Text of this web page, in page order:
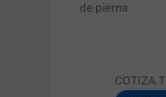
de pierna
COTIZA